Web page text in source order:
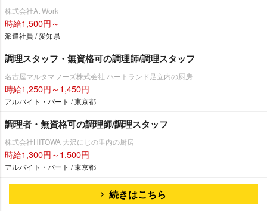
株式会社At Work
時給1,500円～
派遣社員 / 愛知県
調理スタッフ・無資格可の調理師/調理スタッフ
名古屋マルタマフーズ株式会社 ハートランド足立内の厨房
時給1,250円～1,450円
アルバイト・パート / 東京都
調理者・無資格可の調理師/調理スタッフ
株式会社HITOWA 大沢にじの里内の厨房
時給1,300円～1,500円
アルバイト・パート / 東京都
続きはこちら